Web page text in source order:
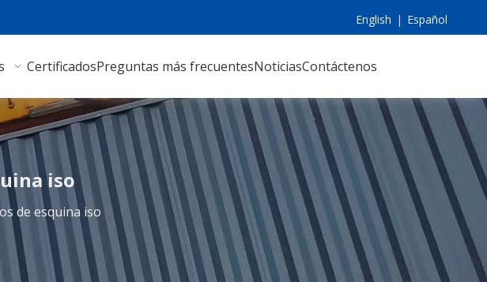
English | Español
CertificadosPreguntas más frecuentesNoticiasContáctenos
iso
de esquina iso